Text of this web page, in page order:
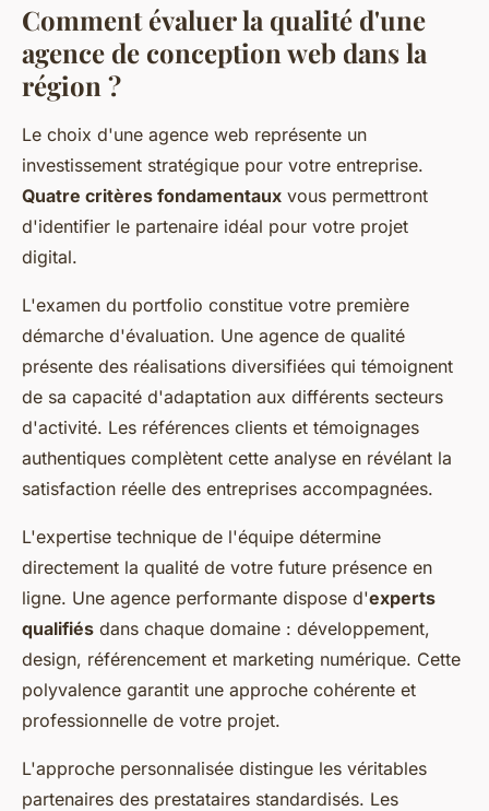
Comment évaluer la qualité d'une
agence de conception web dans la
région ?
Le choix d'une agence web représente un
investissement stratégique pour votre entreprise.
Quatre critères fondamentaux vous permettront
d'identifier le partenaire idéal pour votre projet
digital.
L'examen du portfolio constitue votre première
démarche d'évaluation. Une agence de qualité
présente des réalisations diversifiées qui témoignent
de sa capacité d'adaptation aux différents secteurs
d'activité. Les références clients et témoignages
authentiques complètent cette analyse en révélant la
satisfaction réelle des entreprises accompagnées.
L'expertise technique de l'équipe détermine
directement la qualité de votre future présence en
ligne. Une agence performante dispose d'experts
qualifiés dans chaque domaine : développement,
design, référencement et marketing numérique. Cette
polyvalence garantit une approche cohérente et
professionnelle de votre projet.
L'approche personnalisée distingue les véritables
partenaires des prestataires standardisés. Les